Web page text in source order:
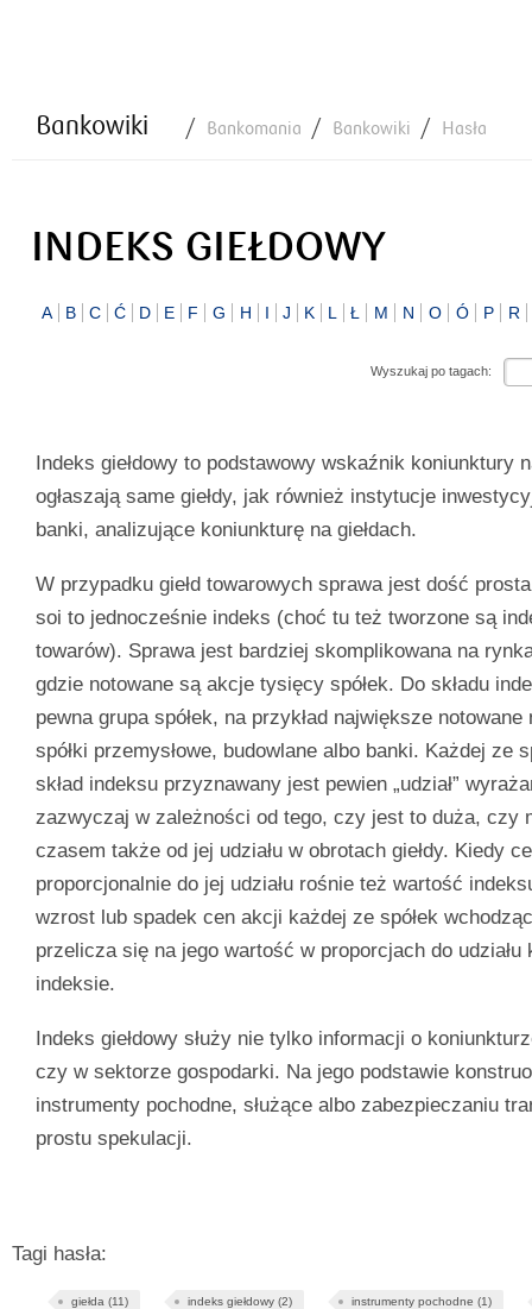
Bankowiki Bankomania Bankowiki Hasła
INDEKS GIEŁDOWY
A B C Ć D E F G H I J K L Ł M N O Ó P R
Wyszukaj po tagach:
Indeks giełdowy to podstawowy wskaźnik koniunktury
ogłaszają same giełdy, jak również instytucje
banki, analizujące koniunkturę na giełdach.
W przypadku giełd towarowych sprawa jest dość
soi to jednocześnie indeks (choć tu też tworzone są
towarów). Sprawa jest bardziej skomplikowana na
gdzie notowane są akcje tysięcy spółek. Do składu
pewna grupa spółek, na przykład największe
spółki przemysłowe, budowlane albo banki. Każdej ze
skład indeksu przyznawany jest pewien „udział”
zazwyczaj w zależności od tego, czy jest to duża, czy
czasem także od jej udziału w obrotach giełdy. Kiedy
proporcjonalnie do jej udziału rośnie też wartość
wzrost lub spadek cen akcji każdej ze spółek
przelicza się na jego wartość w proporcjach do udziału
indeksie.
Indeks giełdowy służy nie tylko informacji o
czy w sektorze gospodarki. Na jego podstawie
instrumenty pochodne, służące albo zabezpieczaniu
prostu spekulacji.
Tagi hasła:
giełda (11) indeks giełdowy (2) instrumenty pochodne (1)